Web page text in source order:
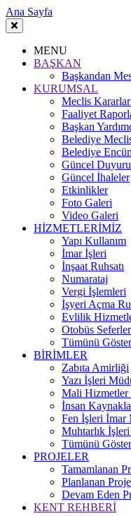
Ana Sayfa
MENU
BAŞKAN
Başkandan
KURUMSAL
Meclis
Faaliyet
Başkan
Belediye
Belediye
Güncel
Güncel İhaleler
Etkinlikler
Foto Galeri
Video Galeri
HİZMETLERİMİZ
Yapı Kullanım
İmar İşleri
İnşaat Ruhsatı
Numarataj
Vergi İşlemleri
İşyeri Açma
Evlilik
Otobüs
Tümünü Göster
BİRİMLER
Zabıta Amirliği
Yazı İşleri
Mali Hizmetler
İnsan
Fen İşleri İmar
Muhtarlık
Tümünü Göster
PROJELER
Tamamlanan
Planlanan
Devam Eden
KENT REHBERİ